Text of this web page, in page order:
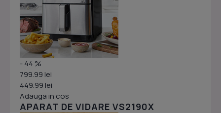
- 44 %
799.99 lei
449.99 lei
Adauga in cos
APARAT DE VIDARE VS2190X